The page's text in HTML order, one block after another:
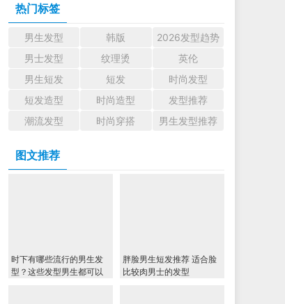
热门标签
男生发型 韩版
2026发型趋势
男士发型
纹理烫
英伦
男生短发
短发
时尚发型
短发造型
时尚造型
发型推荐
潮流发型
时尚穿搭 男生发型推荐
图文推荐
时下有哪些流行的男生发
型？这些发型男生都可以
胖脸男生短发推荐 适合脸
比较肉男士的发型